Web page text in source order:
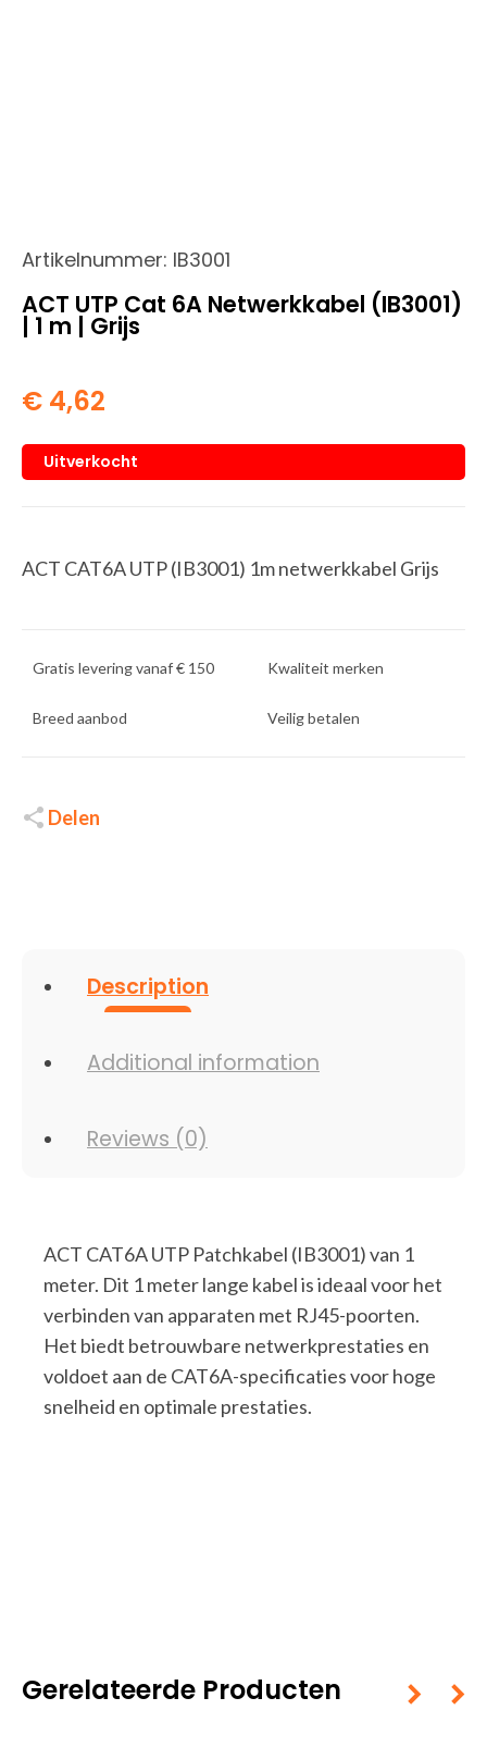
Artikelnummer: IB3001
ACT UTP Cat 6A Netwerkkabel (IB3001)
| 1 m | Grijs
€ 4,62
Uitverkocht
ACT CAT6A UTP (IB3001) 1m netwerkkabel Grijs
Gratis levering vanaf € 150 Kwaliteit merken
Breed aanbod Veilig betalen
Delen
Description
Additional information
Reviews (0)
ACT CAT6A UTP Patchkabel (IB3001) van 1
meter. Dit 1 meter lange kabel is ideaal voor het
verbinden van apparaten met RJ45-poorten.
Het biedt betrouwbare netwerkprestaties en
voldoet aan de CAT6A-specificaties voor hoge
snelheid en optimale prestaties.
Gerelateerde Producten